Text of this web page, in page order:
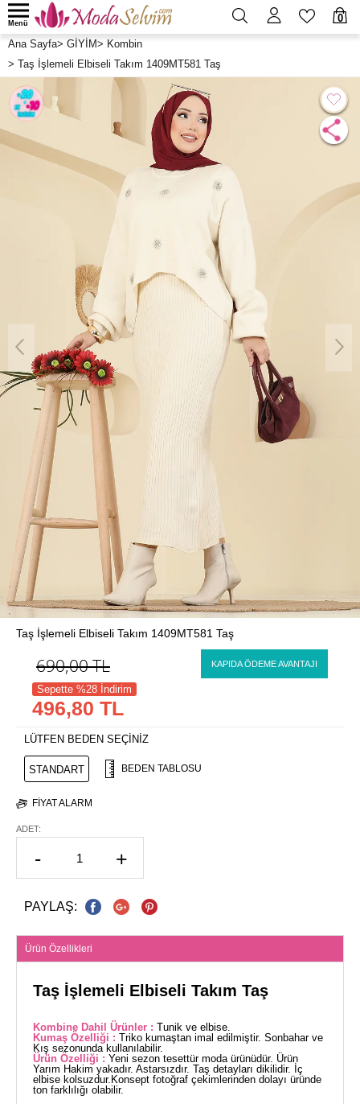
0
Menü
Ana Sayfa> GİYİM> Kombin
> Taş İşlemeli Elbiseli Takım 1409MT581 Taş
Taş İşlemeli Elbiseli Takım 1409MT581 Taş
690,00TL KAPIDA ÖDEME AVANTAJI
Sepette %28 İndirim
496,80 TL
LÜTFEN BEDEN SEÇİNİZ
STANDART BEDEN TABLOSU
FIYAT ALARM
ADET:
- +
PAYLAŞ:
Ürün Özellikleri
Taş İşlemeli Elbiseli Takım Taş
Kombine Dahil Ürünler : Tunik ve elbise.
Kumaş Özelliği : Triko kumaştan imal edilmiştir. Sonbahar ve
Kış sezonunda kullanılabilir.
Ürün Özelliği : Yeni sezon tesettür moda ürünüdür. Ürün
Yarım Hakim yakadır. Astarsızdır. Taş detayları dikilidir. İç
elbise kolsuzdur.Konsept fotoğraf çekimlerinden dolayı üründe
ton farklılığı olabilir.